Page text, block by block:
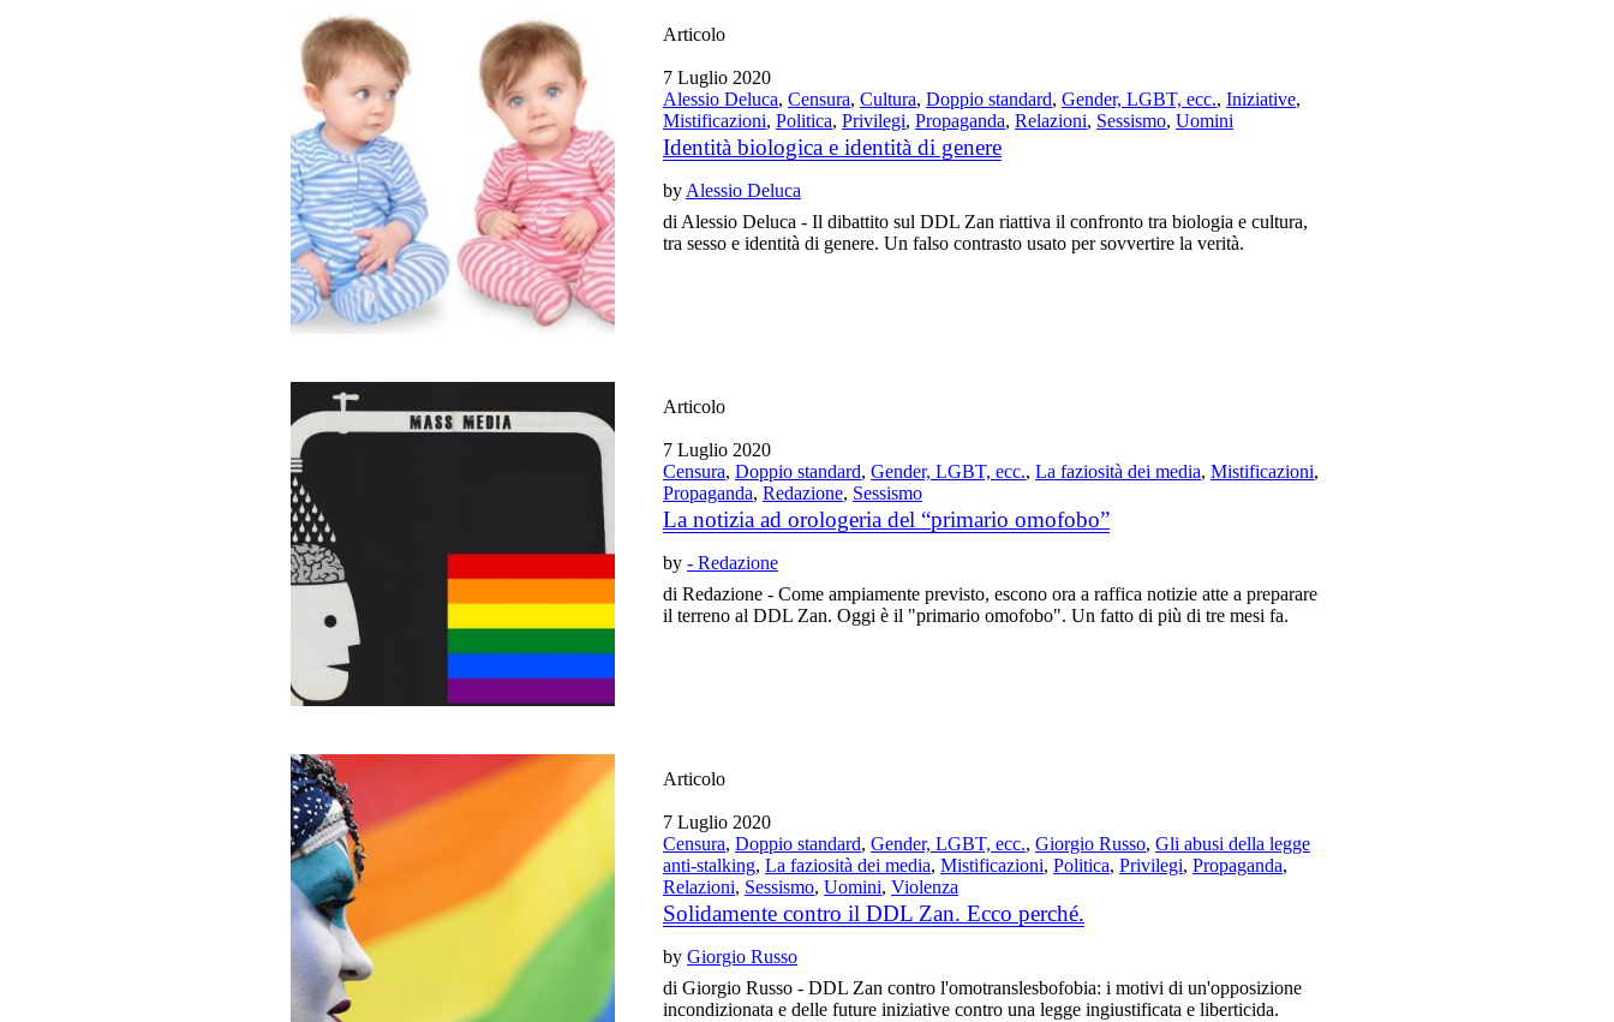
Articolo
7 Luglio 2020
Alessio Deluca,Censura,Cultura,Doppio standard,Gender, LGBT, ecc.,Iniziative,
Mistificazioni,Politica,Privilegi,Propaganda,Relazioni, Sessismo,Uomini
Identità biologica e identità di genere
by Alessio Deluca
di Alessio Deluca - Il dibattito sul DDL Zan riattiva il confronto tra biologia e cultura,
tra sesso e identità di genere. Un falso contrasto usato per sovvertire la verità.
Articolo
7 Luglio 2020
Censura,Doppio standard,Gender, LGBT, ecc.,La faziosità dei media,Mistificazioni,
Propaganda,Redazione, Sessismo
La notizia ad orologeria del “primario omofobo”
by- Redazione
di Redazione - Come ampiamente previsto, escono ora a raffica notizie atte a preparare
il terreno al DDL Zan. Oggi è il "primario omofobo". Un fatto di più di tre mesi fa.
Articolo
7 Luglio 2020
Censura,Doppio standard,Gender, LGBT, ecc.,Giorgio Russo,Gli abusi della legge
anti-stalking,La faziosità dei media,Mistificazioni,Politica,Privilegi,Propaganda,
Relazioni, Sessismo,Uomini,Violenza
Solidamente contro il DDL Zan. Ecco perché.
byGiorgio Russo
di Giorgio Russo - DDL Zan contro l'omotranslesbofobia: i motivi di un'opposizione
incondizionata e delle future iniziative contro una legge ingiustificata e liberticida.